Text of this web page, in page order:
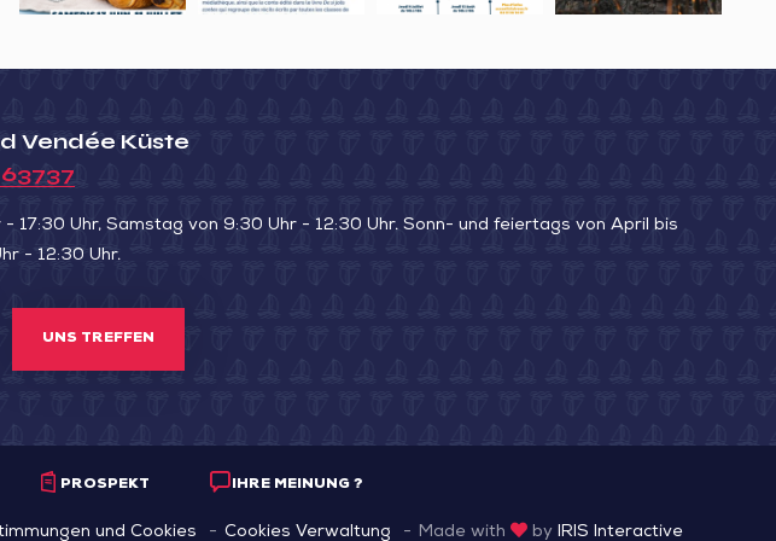
la
famille
en
au
de
Lairoux
Initiation
L’ARGILE“
SUMPF
Vendée Küste
63737
17:30 Uhr, Samstag von 9:30 Uhr - 12:30 Uhr. Sonn- und feiertags von April bis
- 12:30 Uhr.
UNS TREFFEN
PROSPEKT IHRE MEINUNG ?
und Cookies Cookies Verwaltung Made with by IRIS Interactive